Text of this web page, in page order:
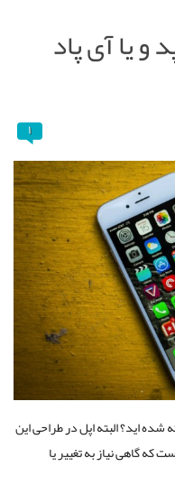
یا آی پاد
۱
شده اید؟ البته اپل در طراحی این
که گاهی نیاز به تغییر یا